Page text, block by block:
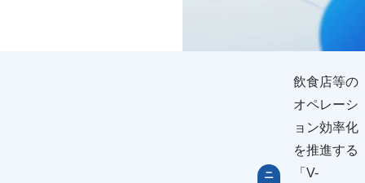
ニ
飲食店等の
オペレーシ
ョン効率化
を推進する
「V-